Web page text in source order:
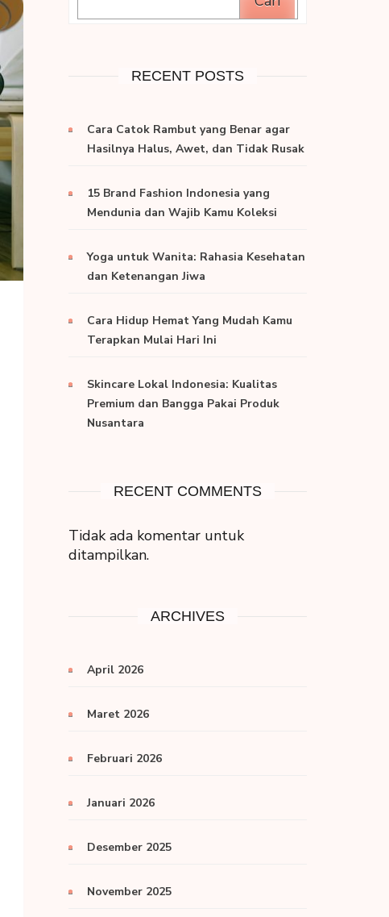
RECENT POSTS
Cara Catok Rambut yang Benar agar
Hasilnya Halus, Awet, dan Tidak Rusak
15 Brand Fashion Indonesia yang
Mendunia dan Wajib Kamu Koleksi
Yoga untuk Wanita: Rahasia Kesehatan
dan Ketenangan Jiwa
Cara Hidup Hemat Yang Mudah Kamu
Terapkan Mulai Hari Ini
Skincare Lokal Indonesia: Kualitas
Premium dan Bangga Pakai Produk
Nusantara
RECENT COMMENTS
Tidak ada komentar untuk
ditampilkan.
ARCHIVES
April 2026
Maret 2026
Februari 2026
Januari 2026
Desember 2025
November 2025